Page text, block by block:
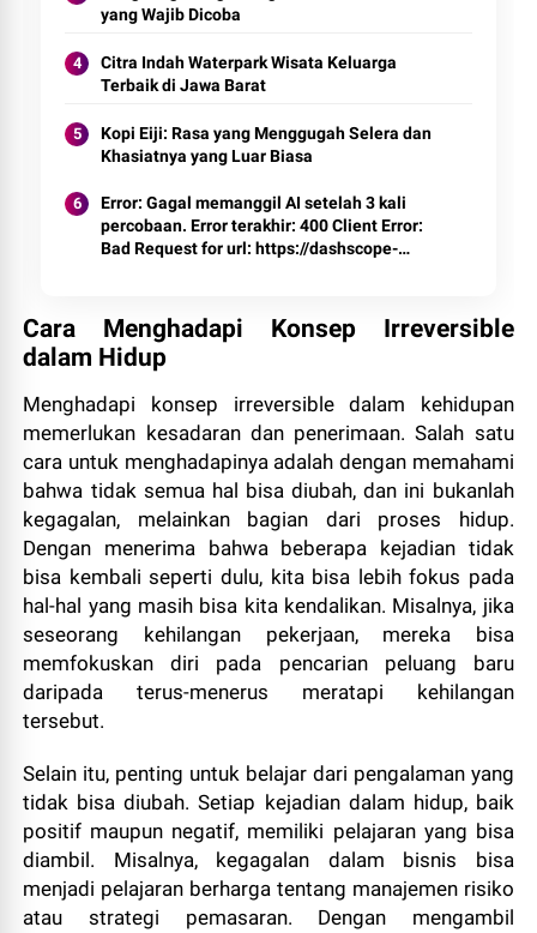
yang Wajib Dicoba
Citra Indah Waterpark Wisata Keluarga
Terbaik di Jawa Barat
Kopi Eiji: Rasa yang Menggugah Selera dan
Khasiatnya yang Luar Biasa
Error: Gagal memanggil AI setelah 3 kali
percobaan. Error terakhir: 400 Client Error:
Bad Request for url: https://dashscope-
Cara Menghadapi Konsep Irreversible
dalam Hidup
Menghadapi konsep irreversible dalam kehidupan
memerlukan kesadaran dan penerimaan. Salah satu
cara untuk menghadapinya adalah dengan memahami
bahwa tidak semua hal bisa diubah, dan ini bukanlah
kegagalan, melainkan bagian dari proses hidup.
Dengan menerima bahwa beberapa kejadian tidak
bisa kembali seperti dulu, kita bisa lebih fokus pada
hal-hal yang masih bisa kita kendalikan. Misalnya, jika
seseorang kehilangan pekerjaan, mereka bisa
memfokuskan diri pada pencarian peluang baru
daripada terus-menerus meratapi kehilangan
tersebut.
Selain itu, penting untuk belajar dari pengalaman yang
tidak bisa diubah. Setiap kejadian dalam hidup, baik
positif maupun negatif, memiliki pelajaran yang bisa
diambil. Misalnya, kegagalan dalam bisnis bisa
menjadi pelajaran berharga tentang manajemen risiko
atau strategi pemasaran. Dengan mengambil